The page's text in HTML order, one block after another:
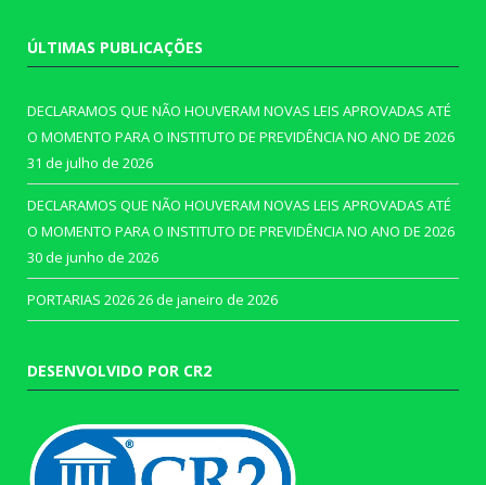
ÚLTIMAS PUBLICAÇÕES
DECLARAMOS QUE NÃO HOUVERAM NOVAS LEIS APROVADAS ATÉ
O MOMENTO PARA O INSTITUTO DE PREVIDÊNCIA NO ANO DE 2026
31 de julho de 2026
DECLARAMOS QUE NÃO HOUVERAM NOVAS LEIS APROVADAS ATÉ
O MOMENTO PARA O INSTITUTO DE PREVIDÊNCIA NO ANO DE 2026
30 de junho de 2026
PORTARIAS 202626 de janeiro de 2026
DESENVOLVIDO POR CR2